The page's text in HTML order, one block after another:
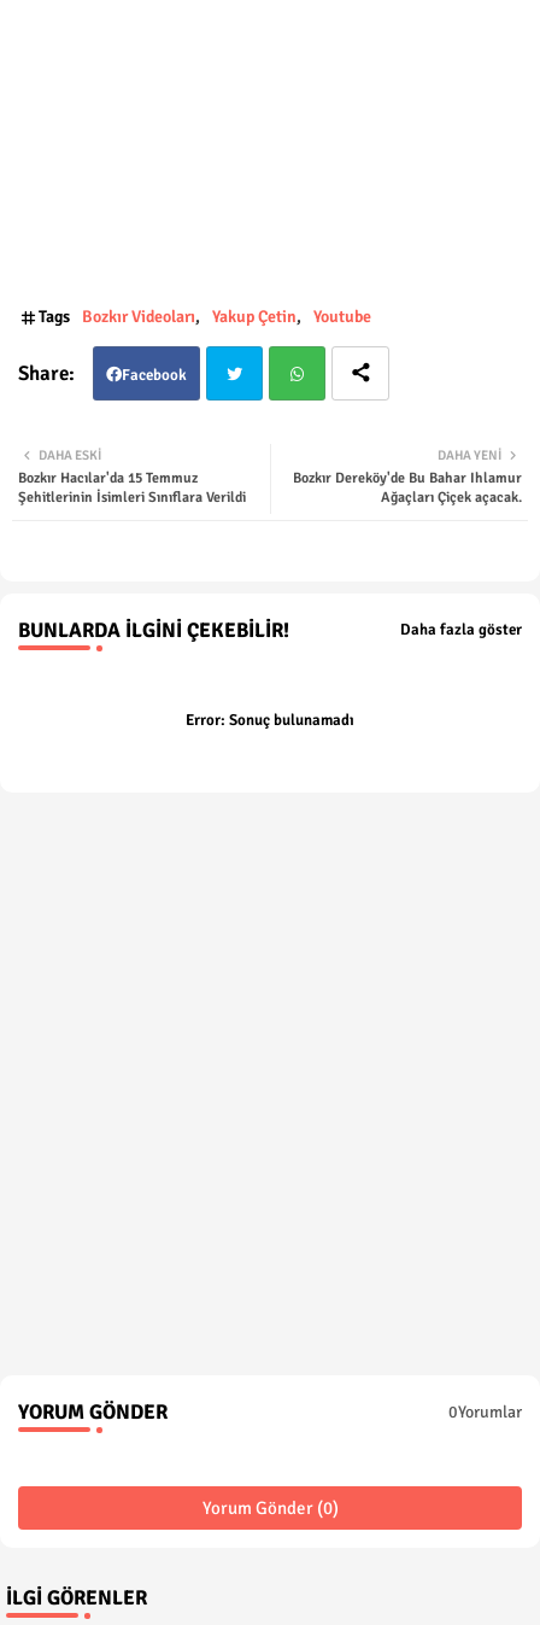
Tags Bozkır Videoları Yakup Çetin Youtube
Facebook
tsap
DAHA YENI
Bozkır Dereköy'de Bu Bahar Ihlamur
Ağaçları Çiçek açacak.
DAHA ESKI
Bozkır Hacılar'da 15 Temmuz
Şehitlerinin İsimleri Sınıflara Verildi
BUNLARDA İLGINI ÇEKEBILIR! Daha fazla göster
Error: Sonuç bulunamadı
YORUM GÖNDER 0Yorumlar
Yorum Gönder (0)
İLGI GÖRENLER